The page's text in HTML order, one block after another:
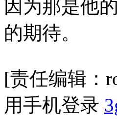
因为那是他
的期待。
[责任编辑：
用手机登录